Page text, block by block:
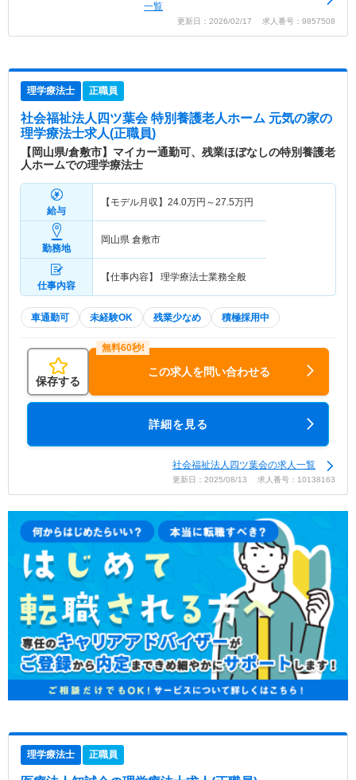
一覧
更新日：2026/02/17 求人番号：9857508
理学療法士 正職員
社会福祉法人四ツ葉会 特別養護老人ホーム 元気の家の
理学療法士求人(正職員)
【岡山県/倉敷市】マイカー通勤可、残業ほぼなしの特別養護老
人ホームでの理学療法士
給与
【モデル月収】 24.0万円～27.5万円
勤務地
岡山県 倉敷市
仕事内容
【仕事内容】 理学療法士業務全般
車通勤可 未経験OK 残業少なめ 積極採用中
保存する
この求人を問い合わせる
詳細を見る
社会福祉法人四ツ葉会の求人一覧
更新日：2025/08/13 求人番号：10138163
理学療法士 正職員